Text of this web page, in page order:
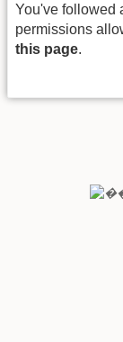
You've followed
permissions
this page.